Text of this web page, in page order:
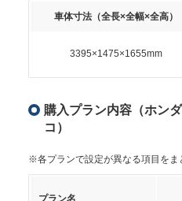
車体寸法（全長×全幅×全高）
3395×1475×1655mm
購入プラン内容（ホン
コ）
※各プランで設定が異なる項目をま
プラン名